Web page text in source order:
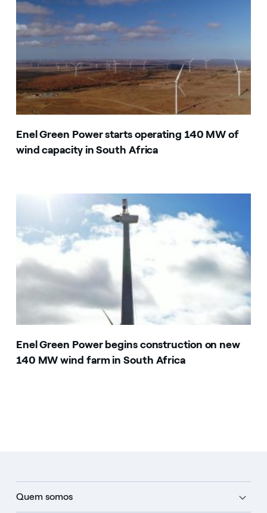
Enel Green Power starts operating 140 MW of
wind capacity in South Africa
Enel Green Power begins construction on new
140 MW wind farm in South Africa
Quem somos